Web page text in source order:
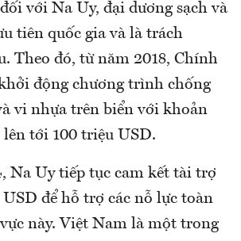
với Na Uy, đại dương sạch và
tiên quốc gia và là trách
Theo đó, từ năm 2018, Chính
động chương trình chống
vi nhựa trên biển với khoản
tới 100 triệu USD.
Na Uy tiếp tục cam kết tài trợ
để hỗ trợ các nỗ lực toàn
này. Việt Nam là một trong